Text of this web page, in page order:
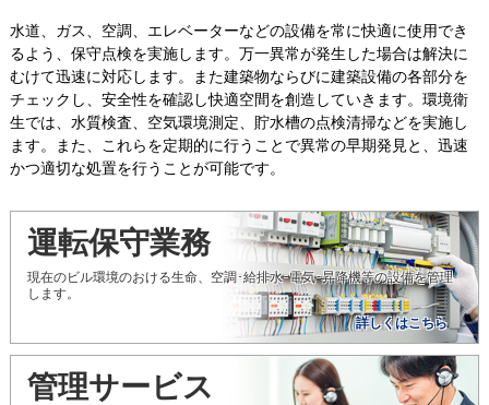
水道、ガス、空調、エレベーターなどの設備を常に快適に使用でき
るよう、保守点検を実施します。万一異常が発生した場合は解決に
むけて迅速に対応します。また建築物ならびに建築設備の各部分を
チェックし、安全性を確認し快適空間を創造していきます。環境衛
生では、水質検査、空気環境測定、貯水槽の点検清掃などを実施し
ます。また、これらを定期的に行うことで異常の早期発見と、迅速
かつ適切な処置を行うことが可能です。
運転保守業務
現在のビル環境のおける生命、空調･給排水･電気･昇降機等の設備を管理
します。
詳しくはこちら
管理サービス